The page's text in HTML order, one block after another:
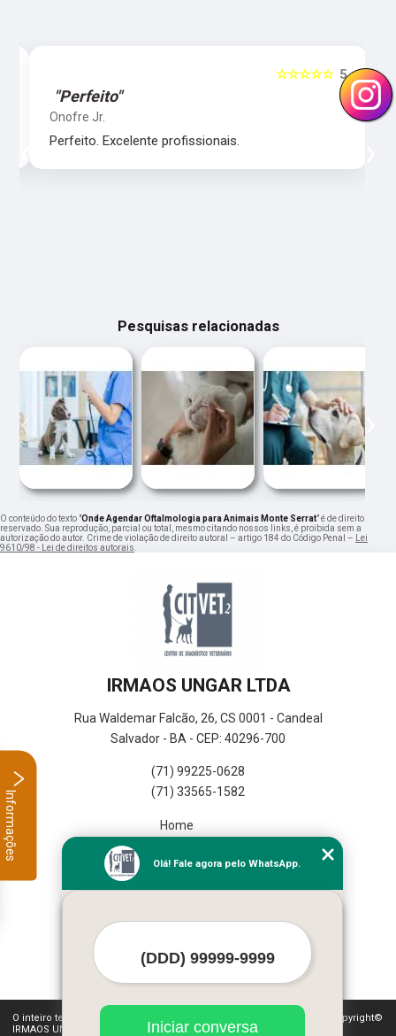
5
☆☆☆☆☆
"Perfeito"
Onofre Jr.
Perfeito. Excelente profissionais.
‹
Pesquisas relacionadas
‹ ›
O conteúdo do texto "Onde Agendar Oftalmologia para Animais Monte Serrat" é de direito
reservado. Sua reprodução, parcial ou total, mesmo citando nossos links, é proibida sem a
autorização do autor. Crime de violação de direito autoral – artigo 184 do Código Penal – Lei
9610/98 - Lei de direitos autorais.
IRMAOS UNGAR LTDA
Rua Waldemar Falcão, 26, CS 0001 - Candeal
Salvador - BA - CEP: 40296-700
(71) 99225-0628
(71) 33565-1582
Home
Missão
Serviços
O inteiro teor deste site está sujeito à proteção de direitos autorais. Copyright©
IRMAOS UNGAR LTDA (Lei 9610 de 19/02/1998)
Olá! Fale agora pelo WhatsApp.
Iniciar conversa
Informações